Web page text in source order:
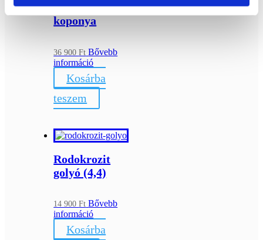
Fluorit ásvány
koponya
36 900Ft Bővebb
információ
Kosárba
teszem
Rodokrozit
golyó (4,4)
14 900Ft Bővebb
információ
Kosárba